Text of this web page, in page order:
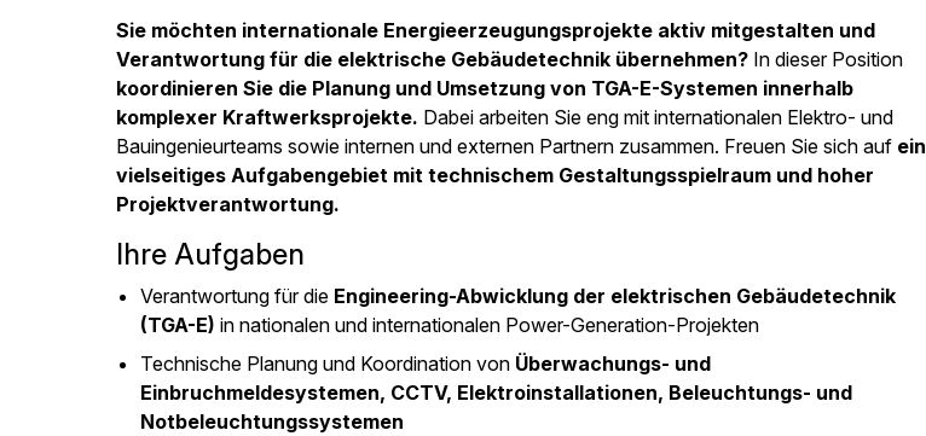
Sie möchten internationale Energieerzeugungsprojekte aktiv mitgestalten und
Verantwortung für die elektrische Gebäudetechnik übernehmen? In dieser Position
koordinieren Sie die Planung und Umsetzung von TGA-E-Systemen innerhalb
komplexer Kraftwerksprojekte. Dabei arbeiten Sie eng mit internationalen Elektro- und
Bauingenieurteams sowie internen und externen Partnern zusammen. Freuen Sie sich auf ein
vielseitiges Aufgabengebiet mit technischem Gestaltungsspielraum und hoher
Projektverantwortung.
Ihre Aufgaben
Verantwortung für die Engineering-Abwicklung der elektrischen Gebäudetechnik
(TGA-E) in nationalen und internationalen Power-Generation-Projekten
Technische Planung und Koordination von Überwachungs- und
Einbruchmeldesystemen, CCTV, Elektroinstallationen, Beleuchtungs- und
Notbeleuchtungssystemen